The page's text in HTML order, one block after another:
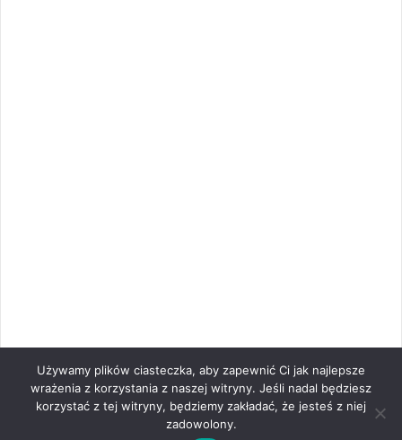
Używamy plików ciasteczka, aby zapewnić Ci jak najlepsze
wrażenia z korzystania z naszej witryny. Jeśli nadal będziesz
korzystać z tej witryny, będziemy zakładać, że jesteś z niej
zadowolony.